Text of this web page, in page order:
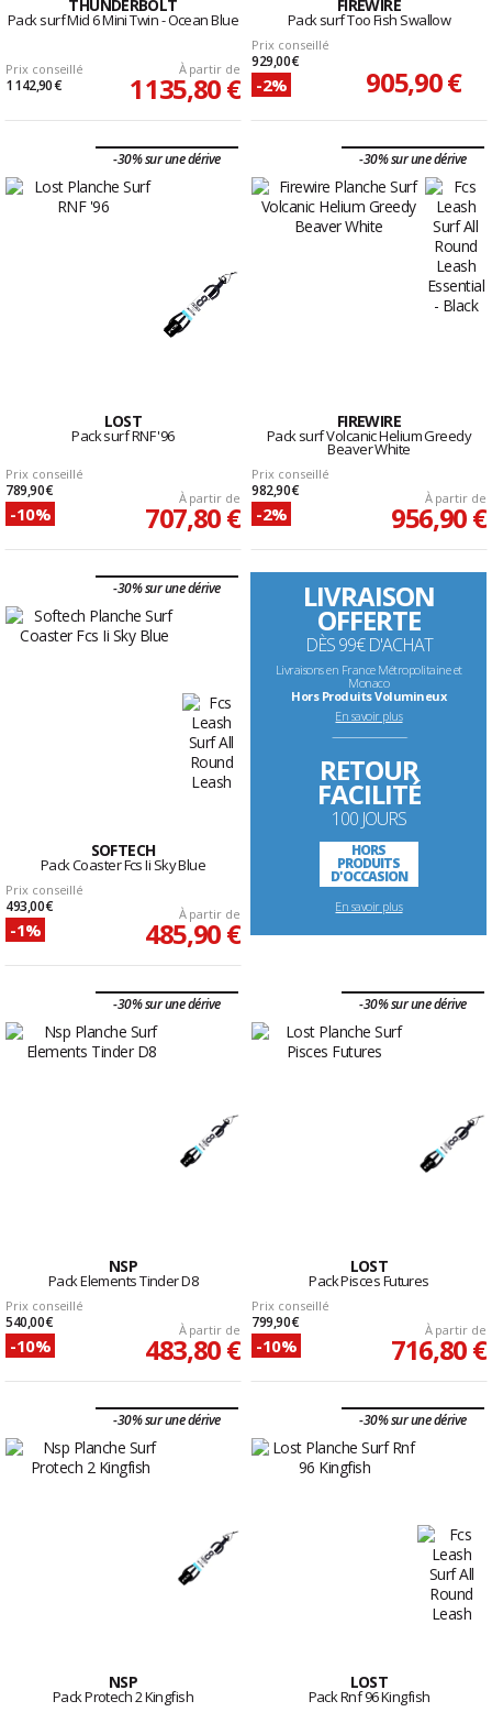
THUNDERBOLT
Pack surf Mid 6 Mini Twin - Ocean Blue
Prix conseillé
1 142,90 €
À partir de
1 135,80 €
FIREWIRE
Pack surf Too Fish Swallow
Prix conseillé
929,00 €
-2% 905,90 €
-30% sur une dérive
LOST
Pack surf RNF '96
Prix conseillé
789,90 €
-10%
À partir de
707,80 €
-30% sur une dérive
FIREWIRE
Pack surf Volcanic Helium Greedy
Beaver White
Prix conseillé
982,90 €
-2%
À partir de
956,90 €
-30% sur une dérive
SOFTECH
Pack Coaster Fcs Ii Sky Blue
Prix conseillé
493,00 €
-1%
À partir de
485,90 €
LIVRAISON
OFFERTE
DÈS 99€ D'ACHAT
Livraisons en France Métropolitaine et
Monaco
Hors Produits Volumineux
En savoir plus
--------------------------------------------------------------------
RETOUR
FACILITÉ
100 JOURS
HORS
PRODUITS
D'OCCASION
En savoir plus
-30% sur une dérive
NSP
Pack Elements Tinder D8
Prix conseillé
540,00 €
-10%
À partir de
483,80 €
-30% sur une dérive
LOST
Pack Pisces Futures
Prix conseillé
799,90 €
-10%
À partir de
716,80 €
-30% sur une dérive
NSP
Pack Protech 2 Kingfish
-30% sur une dérive
LOST
Pack Rnf 96 Kingfish